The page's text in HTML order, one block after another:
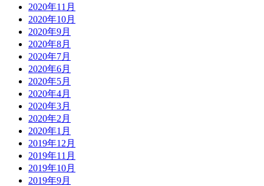
2020年11月
2020年10月
2020年9月
2020年8月
2020年7月
2020年6月
2020年5月
2020年4月
2020年3月
2020年2月
2020年1月
2019年12月
2019年11月
2019年10月
2019年9月